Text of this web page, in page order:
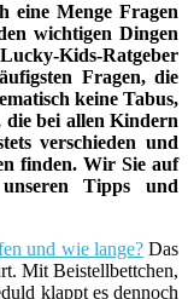
eine Menge Fragen
wichtigen Dingen
Kids-Ratgeber
Fragen, die
keine Tabus,
die bei allen Kindern
verschieden und
finden. Wir Sie auf
Tipps und
und wie lange?Das
Mit Beistellbettchen,
klappt es dennoch